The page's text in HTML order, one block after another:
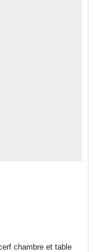
chambre et table